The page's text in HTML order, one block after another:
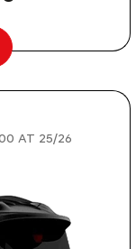
AT 25/26